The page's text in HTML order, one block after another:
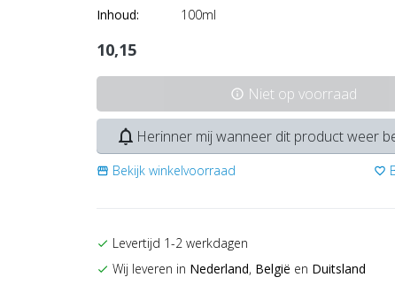
Inhoud: 100ml
10,15
info Niet op voorraad
notifications_none Herinner mij wanneer dit product weer
storefront Bekijk winkelvoorraad favorite_border
check Levertijd 1-2 werkdagen
check Wij leveren in Nederland, België en Duitsland